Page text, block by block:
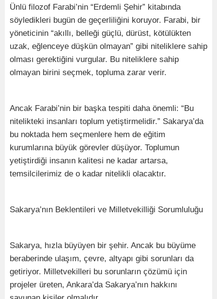
Ünlü filozof Farabi’nin “Erdemli Şehir” kitabında
söyledikleri bugün de geçerliliğini koruyor. Farabi, bir
yöneticinin “akıllı, belleği güçlü, dürüst, kötülükten
uzak, eğlenceye düşkün olmayan” gibi niteliklere sahip
olması gerektiğini vurgular. Bu niteliklere sahip
olmayan birini seçmek, topluma zarar verir.
Ancak Farabi’nin bir başka tespiti daha önemli: “Bu
nitelikteki insanları toplum yetiştirmelidir.” Sakarya’da
bu noktada hem seçmenlere hem de eğitim
kurumlarına büyük görevler düşüyor. Toplumun
yetiştirdiği insanın kalitesi ne kadar artarsa,
temsilcilerimiz de o kadar nitelikli olacaktır.
Sakarya’nın Beklentileri ve Milletvekilliği Sorumluluğu
Sakarya, hızla büyüyen bir şehir. Ancak bu büyüme
beraberinde ulaşım, çevre, altyapı gibi sorunları da
getiriyor. Milletvekilleri bu sorunların çözümü için
projeler üreten, Ankara’da Sakarya’nın hakkını